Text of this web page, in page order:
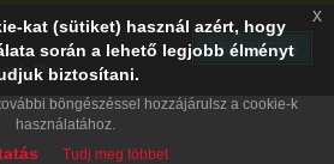
kat (sütiket) használ azért, hogy
során a lehető legjobb élményt
biztosítani.
böngészéssel hozzájárulsz a cookie-k
használatához.
Tudj meg többet
x
Play
TELEPÍTÉS